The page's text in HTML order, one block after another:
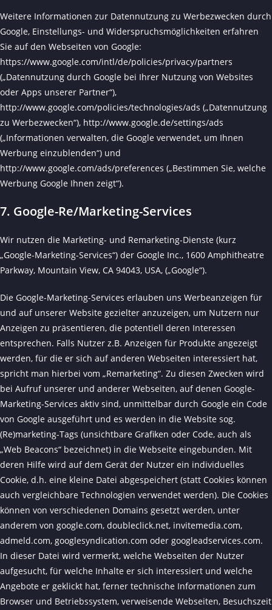
Weitere Informationen zur Datennutzung zu Werbezwecken durch
Google, Einstellungs- und Widerspruchsmöglichkeiten erfahren
Sie auf den Webseiten von Google:
https://www.google.com/intl/de/policies/privacy/partners
(„Datennutzung durch Google bei Ihrer Nutzung von Websites
oder Apps unserer Partner“),
http://www.google.com/policies/technologies/ads („Datennutzung
zu Werbezwecken“), http://www.google.de/settings/ads
(„Informationen verwalten, die Google verwendet, um Ihnen
Werbung einzublenden“) und
http://www.google.com/ads/preferences („Bestimmen Sie, welche
Werbung Google Ihnen zeigt“).
7. Google-Re/Marketing-Services
Wir nutzen die Marketing- und Remarketing-Dienste (kurz
„Google-Marketing-Services“) der Google Inc., 1600 Amphitheatre
Parkway, Mountain View, CA 94043, USA, („Google“).
Die Google-Marketing-Services erlauben uns Werbeanzeigen für
und auf unserer Website gezielter anzuzeigen, um Nutzern nur
Anzeigen zu präsentieren, die potentiell deren Interessen
entsprechen. Falls Nutzer z.B. Anzeigen für Produkte angezeigt
werden, für die er sich auf anderen Webseiten interessiert hat,
spricht man hierbei vom „Remarketing“. Zu diesen Zwecken wird
bei Aufruf unserer und anderer Webseiten, auf denen Google-
Marketing-Services aktiv sind, unmittelbar durch Google ein Code
von Google ausgeführt und es werden in die Website sog.
(Re)marketing-Tags (unsichtbare Grafiken oder Code, auch als
„Web Beacons“ bezeichnet) in die Webseite eingebunden. Mit
deren Hilfe wird auf dem Gerät der Nutzer ein individuelles
Cookie, d.h. eine kleine Datei abgespeichert (statt Cookies können
auch vergleichbare Technologien verwendet werden). Die Cookies
können von verschiedenen Domains gesetzt werden, unter
anderem von google.com, doubleclick.net, invitemedia.com,
admeld.com, googlesyndication.com oder googleadservices.com.
In dieser Datei wird vermerkt, welche Webseiten der Nutzer
aufgesucht, für welche Inhalte er sich interessiert und welche
Angebote er geklickt hat, ferner technische Informationen zum
Browser und Betriebssystem, verweisende Webseiten, Besuchszeit